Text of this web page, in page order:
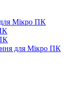
Мікро ПК
для Мікро ПК